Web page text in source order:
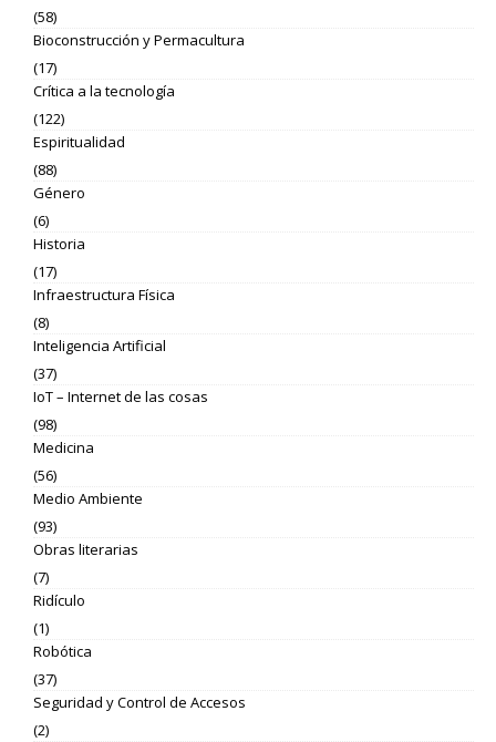
(58)
Bioconstrucción y Permacultura
(17)
Crítica a la tecnología
(122)
Espiritualidad
(88)
Género
(6)
Historia
(17)
Infraestructura Física
(8)
Inteligencia Artificial
(37)
IoT – Internet de las cosas
(98)
Medicina
(56)
Medio Ambiente
(93)
Obras literarias
(7)
Ridículo
(1)
Robótica
(37)
Seguridad y Control de Accesos
(2)